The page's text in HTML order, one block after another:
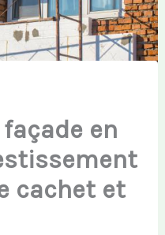
en
cachet et